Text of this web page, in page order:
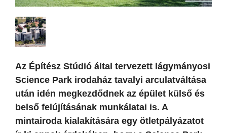
Az Építész Stúdió által tervezett lágymányosi
Science Park irodaház tavalyi arculatváltása
után idén megkezdődnek az épület külső és
belső felújításának munkálatai is. A
mintairoda kialakítására egy ötletpályázatot